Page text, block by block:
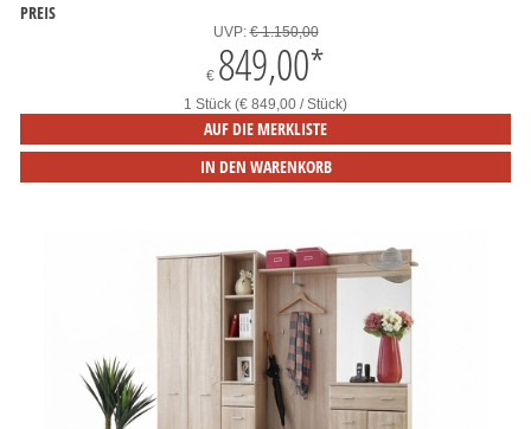
PREIS
UVP:€ 1.150,00
€ 849,00*
1 Stück (€ 849,00 / Stück)
AUF DIE MERKLISTE
IN DEN WARENKORB